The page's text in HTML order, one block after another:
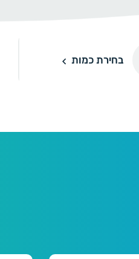
בחירת כמות